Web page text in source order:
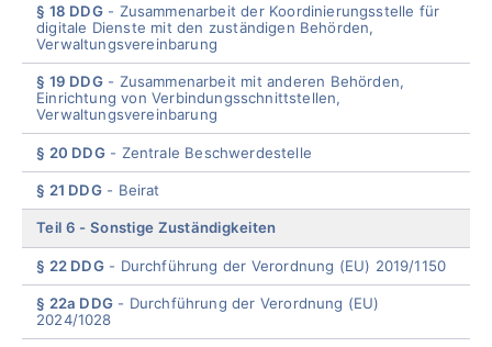
§ 18 DDG
Zusammenarbeit der Koordinierungsstelle für
digitale Dienste mit den zuständigen Behörden,
Verwaltungsvereinbarung
§ 19 DDG
Zusammenarbeit mit anderen Behörden,
Einrichtung von Verbindungsschnittstellen,
Verwaltungsvereinbarung
§ 20 DDG Zentrale Beschwerdestelle
§ 21 DDG Beirat
Teil 6 Sonstige Zuständigkeiten
§ 22 DDG Durchführung der Verordnung (EU) 2019/1150
§ 22a DDG
Durchführung der Verordnung (EU)
2024/1028